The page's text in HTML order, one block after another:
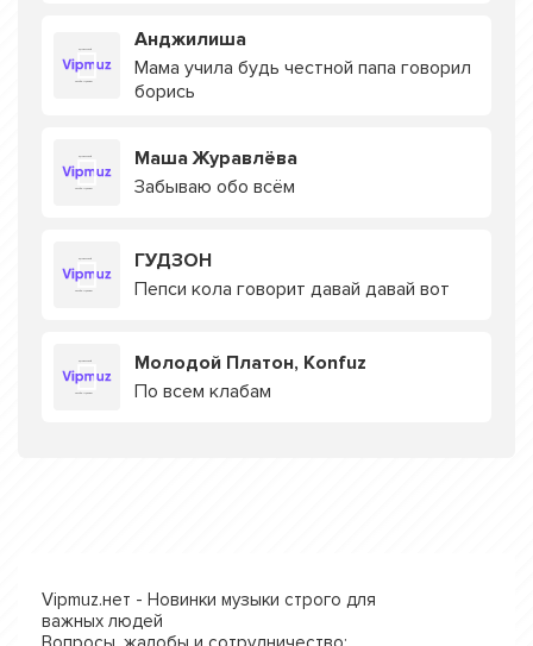
Анджилиша
Мама учила будь честной папа говорил
борись
Маша Журавлёва
Забываю обо всём
ГУДЗОН
Пепси кола говорит давай давай вот
Молодой Платон, Konfuz
По всем клабам
Vipmuz.нет - Новинки музыки строго для
важных людей